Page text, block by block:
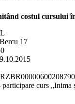
costul cursului
17
curs „Inima